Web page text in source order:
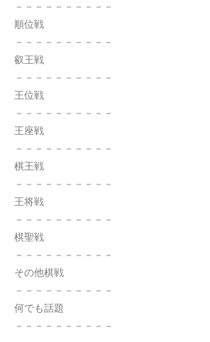
－－－－－－－－－－
順位戦
－－－－－－－－－－
叡王戦
－－－－－－－－－－
王位戦
－－－－－－－－－－
王座戦
－－－－－－－－－－
棋王戦
－－－－－－－－－－
王将戦
－－－－－－－－－－
棋聖戦
－－－－－－－－－－
その他棋戦
－－－－－－－－－－
何でも話題
－－－－－－－－－－